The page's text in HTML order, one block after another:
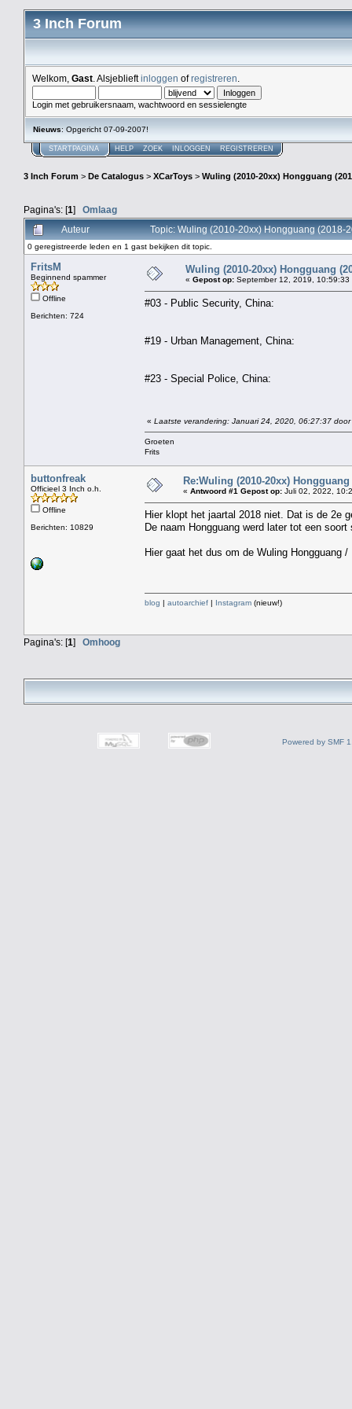
3 Inch Forum
Welkom, Gast . Alsjeblieftinloggen ofregistreren
Login met gebruikersnaam, wachtwoord en sessielengte
Nieuws: Opgericht 07-09-2007!
STARTPAGINA HELP ZOEK INLOGGEN REGISTREREN
3 Inch Forum > De Catalogus > XCarToys > Wuling (2010-20xx) Hongguang
Pagina's: [1] Omlaag
Auteur
Topic: Wuling (2010-20xx) Hongguang
0 geregistreerde leden en 1 gast bekijken dit topic.
FritsM
Beginnend spammer
Offline
Berichten: 724
Wuling (2010-20xx) Hongguang
« Gepost op: September 12, 2019, 10:59:33
#03 - Public Security, China:
#19 - Urban Management, China:
#23 - Special Police, China:
« Laatste verandering: Januari 24, 2020, 06:27:37 door
Groeten
Frits
buttonfreak
Officieel 3 Inch o.h.
Offline
Berichten: 10829
Re:Wuling (2010-20xx) Hongguang
« Antwoord #1 Gepost op: Juli 02, 2022,
Hier klopt het jaartal 2018 niet. Dat is de 2e
De naam Hongguang werd later tot een
Hier gaat het dus om de Wuling Hongguang
blog | autoarchief | Instagram (nieuw!)
Pagina's: [1] Omhoog
Powered by SMF